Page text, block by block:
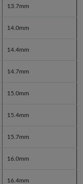
13.7mm
14.0mm
14.4mm
14.7mm
15.0mm
15.4mm
15.7mm
16.0mm
16.4mm